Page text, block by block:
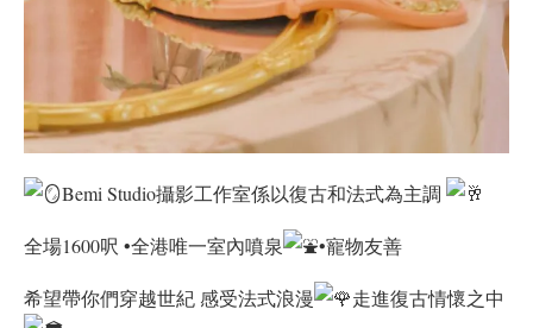
Bemi Studio攝影工作室係以復古和法式為主調
全場1600呎 •全港唯一室內噴泉 •寵物友善
希望帶你們穿越世紀 感受法式浪漫 走進復古情懷之中